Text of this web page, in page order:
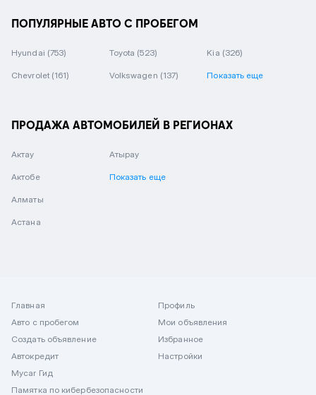
ПОПУЛЯРНЫЕ АВТО С ПРОБЕГОМ
Hyundai (753) Toyota (523) Kia (326)
Chevrolet (161) Volkswagen (137) Показать еще
ПРОДАЖА АВТОМОБИЛЕЙ В РЕГИОНАХ
Актау
Актобе
Алматы
Астана
Атырау
Показать еще
Главная
Авто с пробегом
Создать объявление
Автокредит
Mycar Гид
Памятка по кибербезопасности
Профиль
Мои объявления
Избранное
Настройки